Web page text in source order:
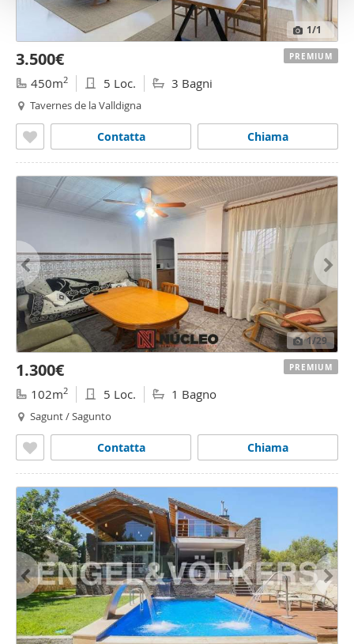
1/1
3.500€
450m2 5 Loc. 3 Bagni
Tavernes de la Valldigna
Chiama
Contatta
PREMIUM
1/29
1.300€
102m2 5 Loc. 1 Bagno
Sagunt / Sagunto
Chiama
Contatta
PREMIUM